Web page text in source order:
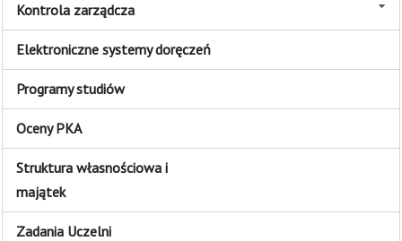
Kontrola zarządcza
Elektroniczne systemy doręczeń
Programy studiów
Oceny PKA
Struktura własnościowa i
majątek
Zadania Uczelni